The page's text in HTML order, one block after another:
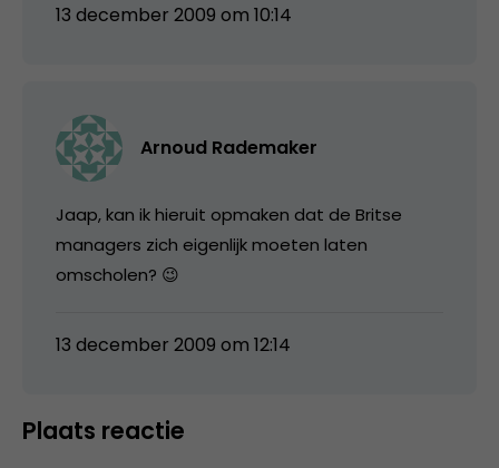
13 december 2009 om 10:14
Arnoud Rademaker
Jaap, kan ik hieruit opmaken dat de Britse
managers zich eigenlijk moeten laten
omscholen? 😉
13 december 2009 om 12:14
Plaats reactie